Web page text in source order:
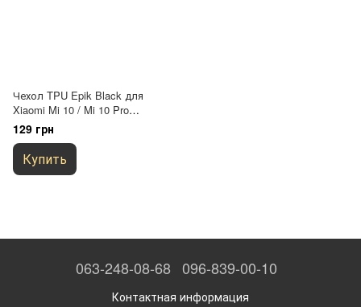
Чехол TPU Epik Black для
Xiaomi Mi 10 / Mi 10 Pro
Черный
129 грн
Купить
063-248-08-68 096-839-00-10
Контактная информация